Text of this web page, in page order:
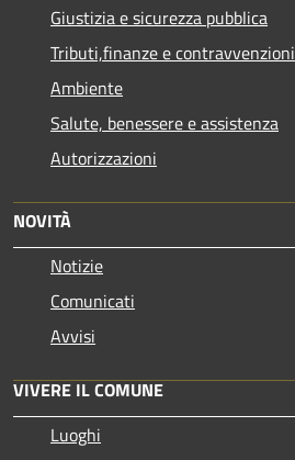
Giustizia e sicurezza pubblica
Tributi,finanze e contravvenzioni
Ambiente
Salute, benessere e assistenza
Autorizzazioni
NOVITÀ
Notizie
Comunicati
Avvisi
VIVERE IL COMUNE
Luoghi